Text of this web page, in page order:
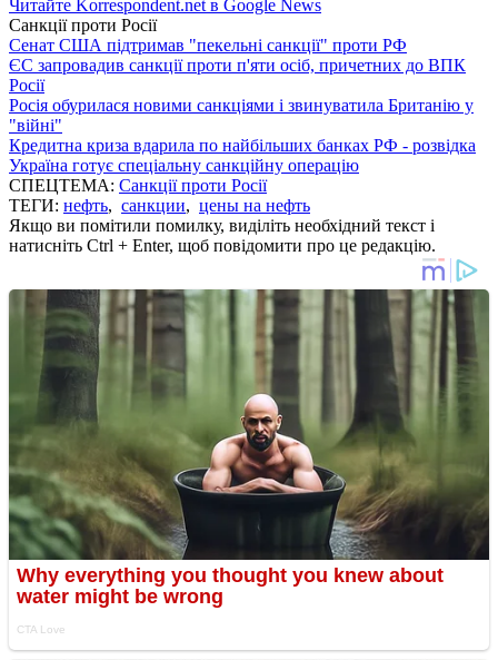
Читайте Korrespondent.net в Google News
Санкції проти Росії
Сенат США підтримав "пекельні санкції" проти РФ
ЄС запровадив санкції проти п'яти осіб, причетних до ВПК
Росії
Росія обурилася новими санкціями і звинуватила Британію у
"війні"
Кредитна криза вдарила по найбільших банках РФ - розвідка
Україна готує спеціальну санкційну операцію
СПЕЦТЕМА: Санкції проти Росії
ТЕГИ: нефть, санкции, цены на нефть
Якщо ви помітили помилку, виділіть необхідний текст і
натисніть Ctrl + Enter, щоб повідомити про це редакцію.